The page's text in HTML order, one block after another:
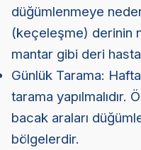
düğümlenmeye
(keçeleşme) derinin
mantar gibi deri
Günlük Tarama:
tarama yapılmalıdır.
bacak araları
bölgelerdir.